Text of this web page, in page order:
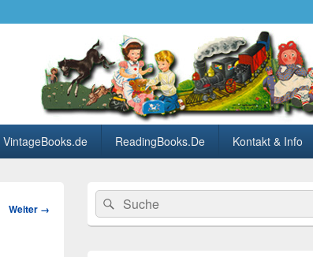
VintageBooks.de ReadingBooks.De Kontakt & Info
Weiter →
Primärer
Seitenleisten
Widget-
Bereich
Search
for:
Suche